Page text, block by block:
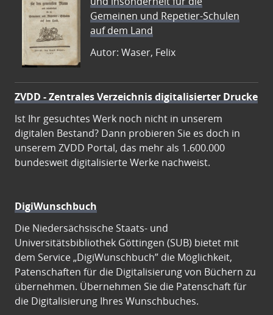
Gemeinen und Repetier-Schulen
auf dem Land
Autor: Waser, Felix
ZVDD - Zentrales Verzeichnis digitalisierter Drucke
Ist Ihr gesuchtes Werk noch nicht in unserem
digitalen Bestand? Dann probieren Sie es doch in
unserem ZVDD Portal, das mehr als 1.600.000
bundesweit digitalisierte Werke nachweist.
DigiWunschbuch
Die Niedersächsische Staats- und
Universitätsbibliothek Göttingen (SUB) bietet mit
dem Service „DigiWunschbuch” die Möglichkeit,
Patenschaften für die Digitalisierung von Büchern zu
übernehmen. Übernehmen Sie die Patenschaft für
die Digitalisierung Ihres Wunschbuches.